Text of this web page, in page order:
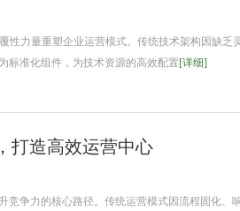
力量重塑企业运营模式。传统技术架构因缺乏
标准化组件，为技术资源的高效配置[详细]
打造高效运营中心
争力的核心路径。传统运营模式因流程固化、